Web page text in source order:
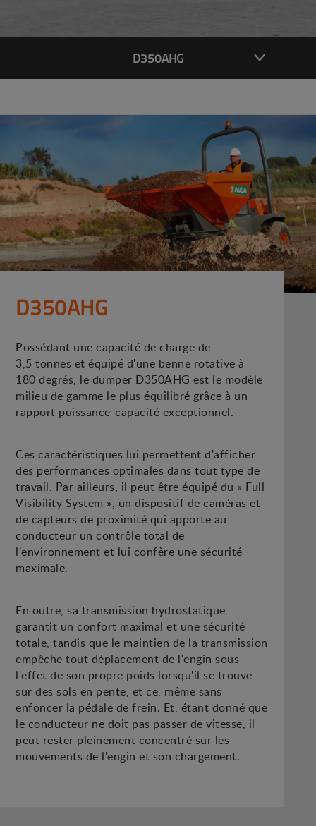
D350AHG
D350AHG
Possédant une capacité de charge de
3,5 tonnes et équipé d'une benne rotative à
180 degrés, le dumper D350AHG est le modèle
milieu de gamme le plus équilibré grâce à un
rapport puissance-capacité exceptionnel.
Ces caractéristiques lui permettent d'afficher
des performances optimales dans tout type de
travail. Par ailleurs, il peut être équipé du « Full
Visibility System », un dispositif de caméras et
de capteurs de proximité qui apporte au
conducteur un contrôle total de
l'environnement et lui confère une sécurité
maximale.
En outre, sa transmission hydrostatique
garantit un confort maximal et une sécurité
totale, tandis que le maintien de la transmission
empêche tout déplacement de l'engin sous
l'effet de son propre poids lorsqu'il se trouve
sur des sols en pente, et ce, même sans
enfoncer la pédale de frein. Et, étant donné que
le conducteur ne doit pas passer de vitesse, il
peut rester pleinement concentré sur les
mouvements de l'engin et son chargement.